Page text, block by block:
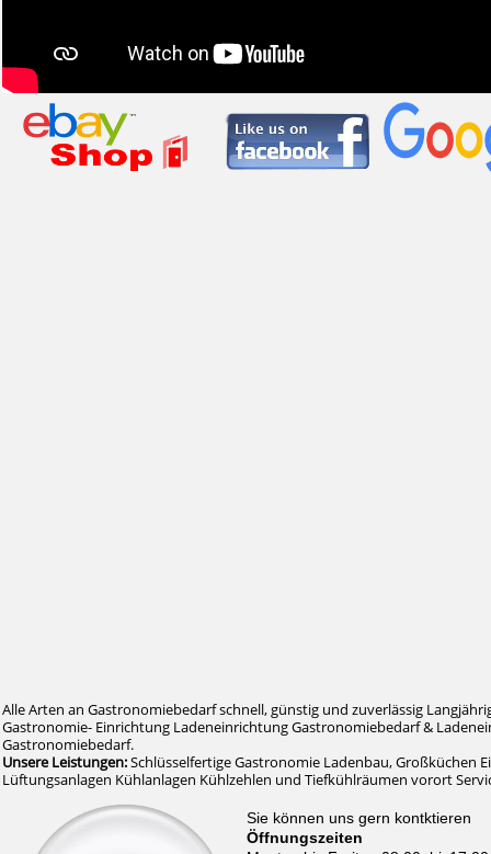
Alle Arten an Gastronomiebedarf schnell, günstig und zuverlässig
Gastronomie- Einrichtung Ladeneinrichtung Gastronomiebedarf &
Gastronomiebedarf.
Unsere Leistungen:Schlüsselfertige Gastronomie Ladenbau, Großküchen
Lüftungsanlagen Kühlanlagen Kühlzehlen und Tiefkühlräumen vorort
Sie können uns gern kontktieren
Öffnungszeiten